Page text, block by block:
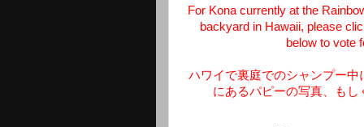
For Kona currently at the
backyard in Hawaii, please
below to vote
ハワイで裏庭でのシャンプー
にあるパピーの写真、も